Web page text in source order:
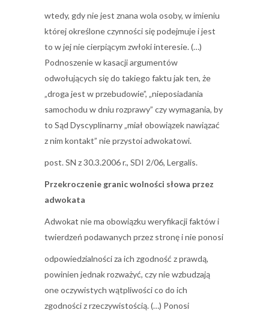
wtedy, gdy nie jest znana wola osoby, w imieniu
której określone czynności się podejmuje i jest
to w jej nie cierpiącym zwłoki interesie. (…)
Podnoszenie w kasacji argumentów
odwołujących się do takiego faktu jak ten, że
„droga jest w przebudowie”, „nieposiadania
samochodu w dniu rozprawy” czy wymagania, by
to Sąd Dyscyplinarny „miał obowiązek nawiązać
z nim kontakt” nie przystoi adwokatowi.
post. SN z 30.3.2006 r., SDI 2/06, Lergalis.
Przekroczenie granic wolności słowa przez
adwokata
Adwokat nie ma obowiązku weryfikacji faktów i
twierdzeń podawanych przez stronę i nie ponosi
odpowiedzialności za ich zgodność z prawdą,
powinien jednak rozważyć, czy nie wzbudzają
one oczywistych wątpliwości co do ich
zgodności z rzeczywistością. (…) Ponosi